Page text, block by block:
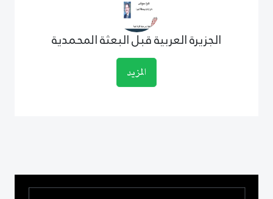
الجزيرة العربية قبل البعثة المحمدية
المزيد